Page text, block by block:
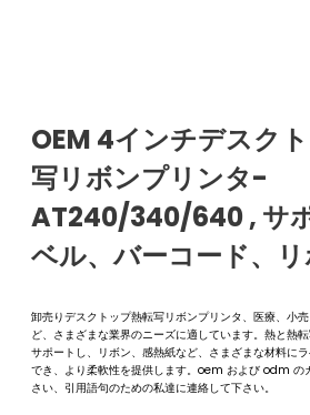
OEM 4インチデスク
写リボンプリンタ-
AT240/340/640 , サ
ベル、バーコード、
卸売りデスクトップ熱転写リボンプリンタ、医療、小
ど、さまざまな業界のニーズに適しています。熱と熱
サポートし、リボン、感熱紙など、さまざまな材料に
でき、より柔軟性を提供します。oem および odm の
さい、引用語句のための私達に連絡して下さい。